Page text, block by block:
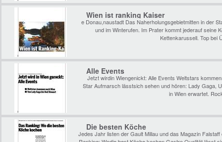
Wien ist ranking Kaiser
e Donau,naustadt Das Naherholungsgebietmitten in der
und im Winterufen. Im Prater kommt jederauf seine
Kettenkarussell. Top
Alle Events
Jetzt wirdin Wiengenickt: Alle Events Weltstars
Star Aufmarsch lässtsich sehen und hören: Lady Gaga,
in Wien erwartet.
Die besten Köche
Jedes Jahr listen der Gault Millau und das Magazin